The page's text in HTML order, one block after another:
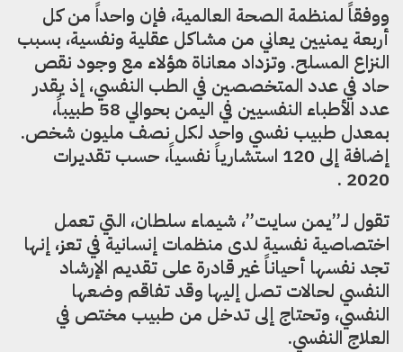
ووفقاً لمنظمة الصحة العالمية، فإن واحداً من كل
أربعة يمنيين يعاني من مشاكل عقلية ونفسية، بسبب
النزاع المسلح. وتزداد معاناة هؤلاء مع وجود نقص
حاد في عدد المتخصصين في الطب النفسي، إذ يقدر
عدد الأطباء النفسيين في اليمن بحوالي 58 طبيباً،
بمعدل طبيب نفسي واحد لكل نصف مليون شخص.
إضافة إلى 120 استشارياً نفسياً، حسب تقديرات
2020 .
تقول لـ”يمن سايت”، شيماء سلطان، التي تعمل
اختصاصية نفسية لدى منظمات إنسانية في تعز، إنها
تجد نفسها أحياناً غير قادرة على تقديم الإرشاد
النفسي لحالات تصل إليها وقد تفاقم وضعها
النفسي، وتحتاج إلى تدخل من طبيب مختص في
العلاج النفسي.